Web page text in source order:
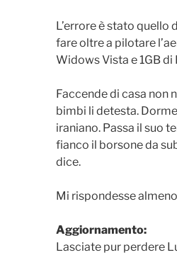
L’errore è stato quello
fare oltre a pilotare
Widows Vista e 1GB di
Faccende di casa non
bimbi li detesta.
iraniano. Passa il suo
fianco il borsone da
dice.
Mi rispondesse
Aggiornamento:
Lasciate pur perdere